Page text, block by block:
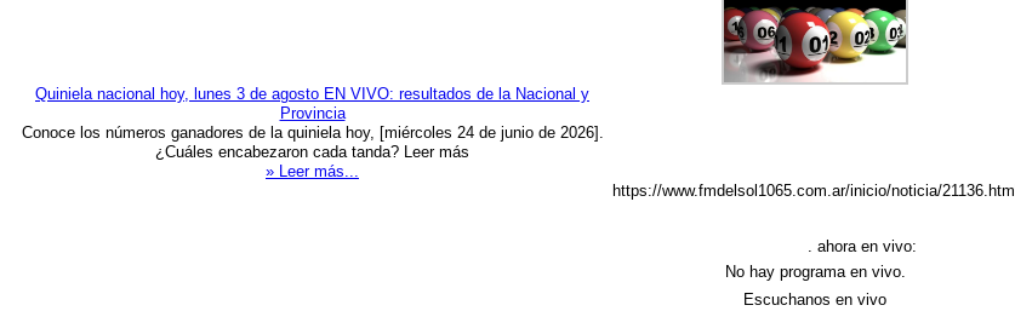
Quiniela nacional hoy, lunes 3 de agosto EN VIVO: resultados de la Nacional y
Provincia
Conoce los números ganadores de la quiniela hoy, [miércoles 24 de junio de 2026].
¿Cuáles encabezaron cada tanda? Leer más
» Leer más...
https://www.fmdelsol1065.com.ar/inicio/noticia/21136.html
. ahora en vivo:
No hay programa en vivo.
Escuchanos en vivo